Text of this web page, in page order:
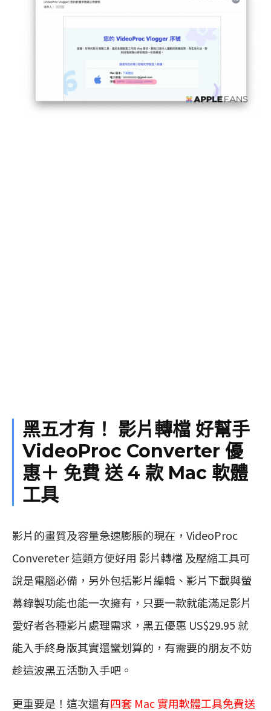
黑五才有！ 影片轉檔 好幫手
VideoProc Converter 優
惠＋ 免費 送 4 款 Mac 軟體
工具
影片的畫質及容量急速膨脹的現在，VideoProc
Convereter 這類方便好用 影片轉檔 及壓縮工具可
說是電腦必備，另外包括影片編輯、影片下載與螢
幕錄製功能也能一次擁有，只要一款就能滿足影片
愛好者各種影片處理需求，黑五優惠 US$29.95 就
能入手終身版其實還蠻划算的，有需要的朋友不妨
趁這波黑五活動入手吧。
更重要是！這次還有四套 Mac 實用軟體工具免費送